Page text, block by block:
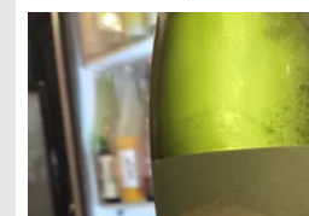
出羽の里
精米歩合71%
アルコール15%
男山酒造
山形県 山形市